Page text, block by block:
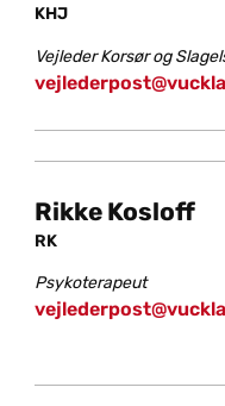
KHJ
Vejleder Korsør og
Rikke Koslo­ff
RK
Psykoterapeut